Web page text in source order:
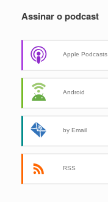
Assinar o podcast
Apple Podcasts
Android
by Email
RSS